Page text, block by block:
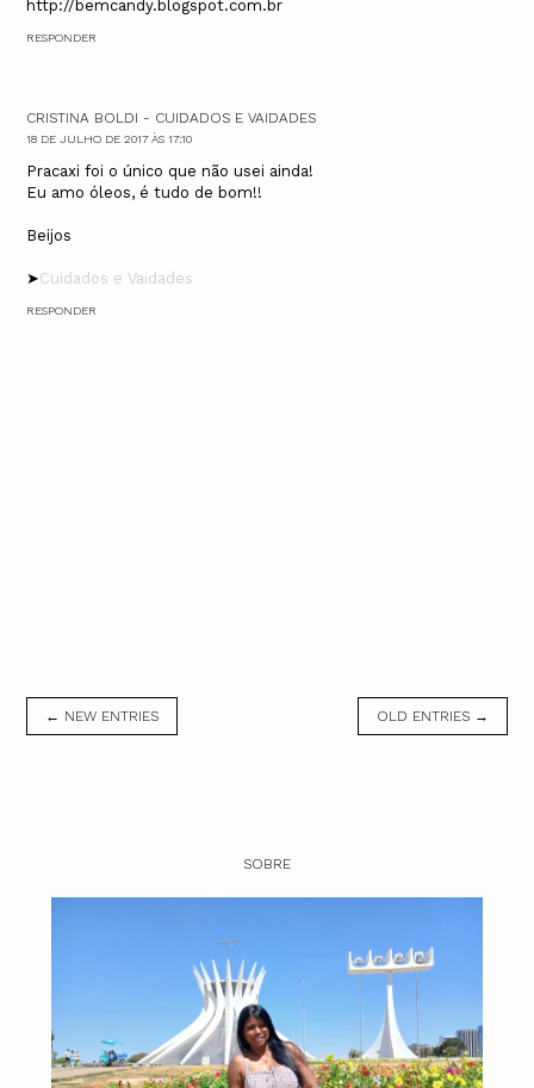
http://bemcandy.blogspot.com.br
RESPONDER
CRISTINA BOLDI - CUIDADOS E VAIDADES
18 DE JULHO DE 2017 ÀS 17:10
Pracaxi foi o único que não usei ainda!
Eu amo óleos, é tudo de bom!!
Beijos
➤Cuidados e Vaidades
RESPONDER
← NEW ENTRIES OLD ENTRIES →
SOBRE